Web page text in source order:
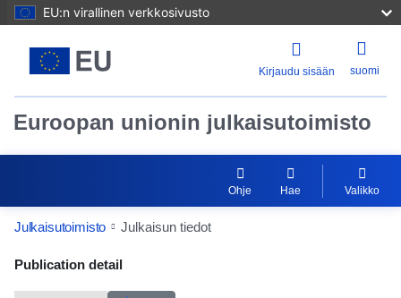
EU:n virallinen verkkosivusto
Kirjaudu sisään suomi
Euroopan unionin julkaisutoimisto
Ohje Hae Valikko
Julkaisutoimisto Julkaisun tiedot
Publication Detail Actions Portlet
Käyttäjän arvosana
Publication detail